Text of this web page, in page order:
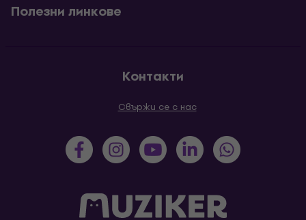
Полезни линкове
Контакти
Свържи се с нас